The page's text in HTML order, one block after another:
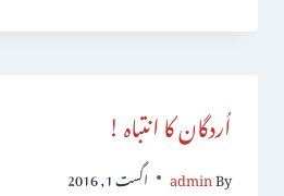
اُردگان کا انتباہ !
By
admin اگست 1, 2016